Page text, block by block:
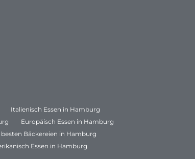
Italienisch Essen in Hamburg
Europäisch Essen in Hamburg
besten Bäckereien in Hamburg
Essen in Hamburg